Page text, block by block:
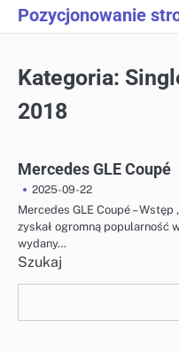
Skip
to
Pozycjonowanie
Kategoria:
2018
Mercedes GLE Coupé
2025-09-22
Mercedes GLE Coupé –
zyskał ogromną popularność
wydany…
Szukaj